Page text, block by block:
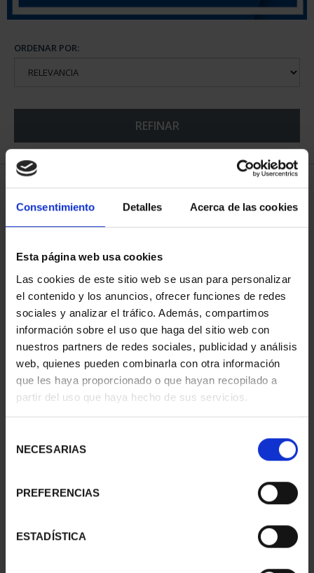
Consentimiento Detalles Acerca de las cookies
Esta página web usa cookies
Las cookies de este sitio web se usan para personalizar
el contenido y los anuncios, ofrecer funciones de redes
sociales y analizar el tráfico. Además, compartimos
información sobre el uso que haga del sitio web con
nuestros partners de redes sociales, publicidad y análisis
web, quienes pueden combinarla con otra información
que les haya proporcionado o que hayan recopilado a
partir del uso que haya hecho de sus servicios.
NECESARIAS
PREFERENCIAS
ESTADÍSTICA
ORDENAR POR:
REFINAR
5 Productos encontrados
SUSCRIPCIÓN
CAPITALES DE
PROVINCIA 1
949,00 €
Sólo para usuarios
registrados
SUSCRIPCIÓN
CAPITALES DE
PROVINCIA 2
949,00 €
Sólo para usuarios
registrados